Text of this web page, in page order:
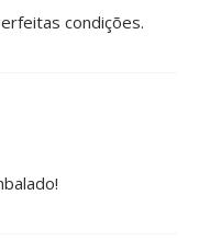
condições.